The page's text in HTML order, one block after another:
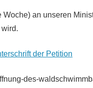
an unseren
der Petition
des-